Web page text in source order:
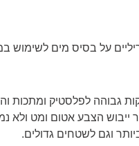
על בסיס מים לשימוש
גבוהה לפלסטיק ומתכות
ייבוש הצבע אטום ומט ולא
וגם לשטחים גדולים.